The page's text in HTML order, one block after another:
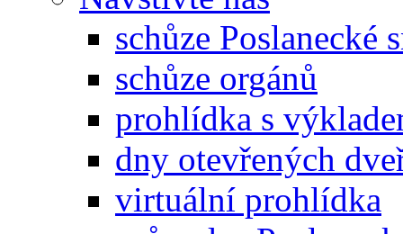
schůze Poslanecké
schůze orgánů
prohlídka s
dny otevřených
virtuální prohlídka